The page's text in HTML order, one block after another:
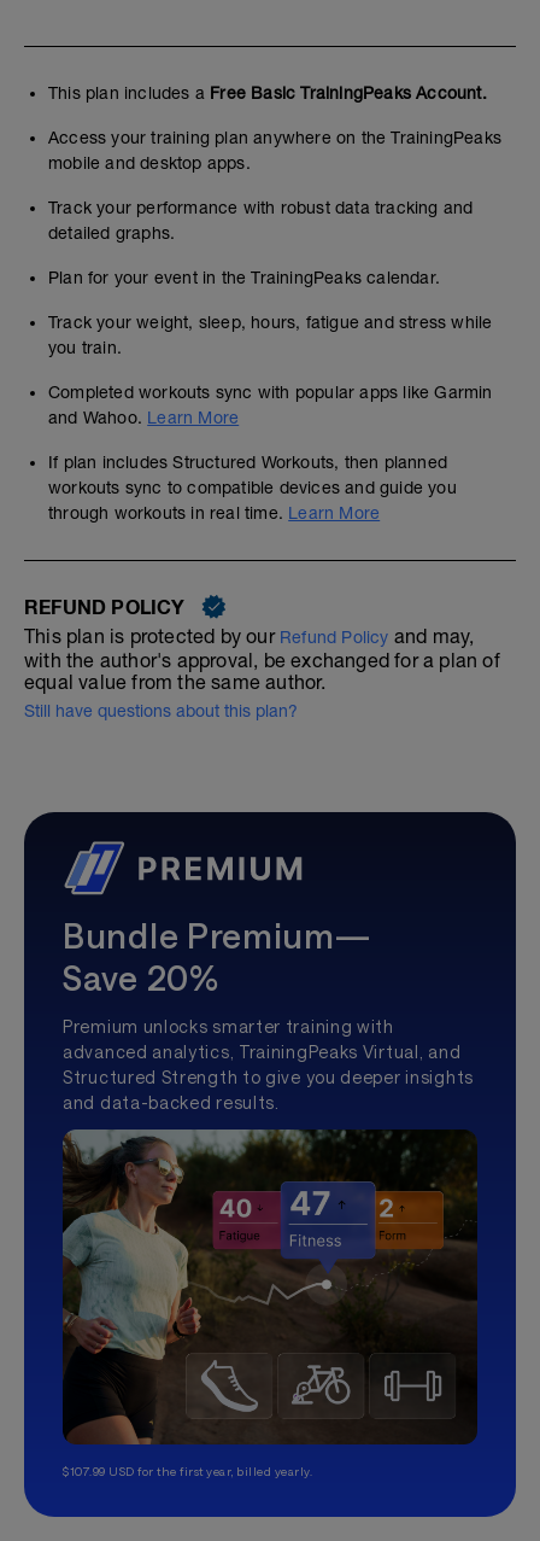
This plan includes a Free Basic TrainingPeaks Account.
Access your training plan anywhere on the TrainingPeaks
mobile and desktop apps.
Track your performance with robust data tracking and
detailed graphs.
Plan for your event in the TrainingPeaks calendar.
Track your weight, sleep, hours, fatigue and stress while
you train.
Completed workouts sync with popular apps like Garmin
and Wahoo. Learn More
If plan includes Structured Workouts, then planned
workouts sync to compatible devices and guide you
through workouts in real time. Learn More
REFUND POLICY
This plan is protected by our Refund Policy and may,
with the author's approval, be exchanged for a plan of
equal value from the same author.
Still have questions about this plan?
Bundle Premium—
Save 20%
Premium unlocks smarter training with
advanced analytics, TrainingPeaks Virtual, and
Structured Strength to give you deeper insights
and data-backed results.
$107.99 USD for the first year, billed yearly.